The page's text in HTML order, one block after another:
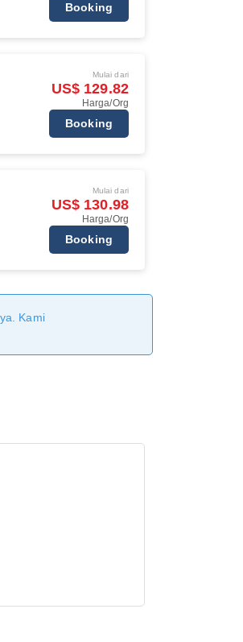
Booking
Mulai dari
US$ 129.82
Harga/Org
Booking
Mulai dari
US$ 130.98
Harga/Org
Booking
Kami